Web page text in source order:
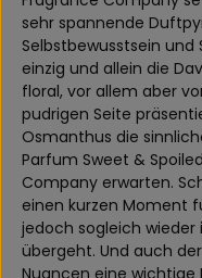
sehr spannende
Selbstbewusstsein
einzig und allein die
floral, vor allem aber
pudrigen Seite
Osmanthus die
Parfum Sweet &
Company erwarten.
einen kurzen Moment
jedoch sogleich
übergeht. Und auch